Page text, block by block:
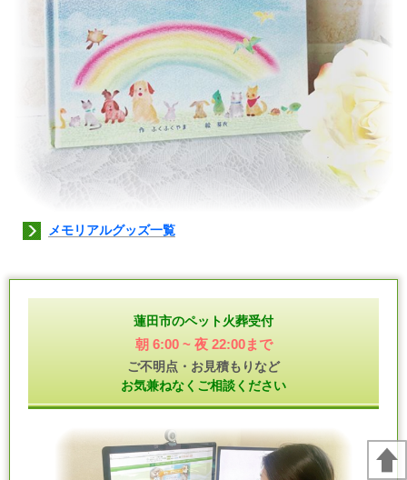
メモリアルグッズ一覧
蓮田市のペット火葬受付
朝 6:00 ~ 夜 22:00まで
ご不明点・お見積もりなど
お気兼ねなくご相談ください